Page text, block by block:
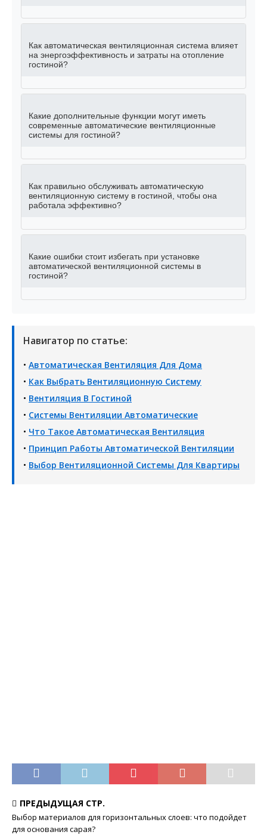
Как автоматическая вентиляционная система влияет
на энергоэффективность и затраты на отопление
гостиной?
Какие дополнительные функции могут иметь
современные автоматические вентиляционные
системы для гостиной?
Как правильно обслуживать автоматическую
вентиляционную систему в гостиной, чтобы она
работала эффективно?
Какие ошибки стоит избегать при установке
автоматической вентиляционной системы в
гостиной?
Навигатор по статье:
• Автоматическая Вентиляция Для Дома
• Как Выбрать Вентиляционную Систему
• Вентиляция В Гостиной
• Системы Вентиляции Автоматические
• Что Такое Автоматическая Вентиляция
• Принцип Работы Автоматической Вентиляции
• Выбор Вентиляционной Системы Для Квартиры
ПРЕДЫДУЩАЯ СТР.
Выбор материалов для горизонтальных слоев: что подойдет
для основания сарая?